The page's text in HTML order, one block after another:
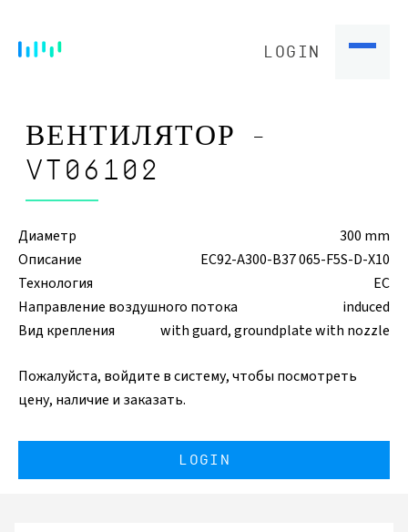
LOGIN
ВЕНТИЛЯТОР -
VT06102
Диаметр
300 mm
Описание
EC92-A300-B37 065-F5S-D-X10
Технология
EC
Направление воздушного потока
induced
Вид крепления
with guard, groundplate with nozzle
Пожалуйста, войдите в систему, чтобы посмотреть
цену, наличие и заказать.
LOGIN